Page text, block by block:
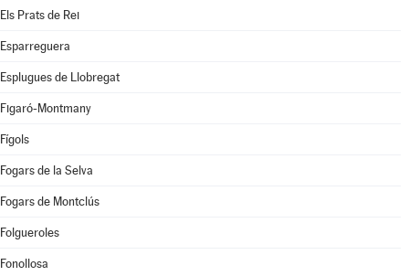
Els Prats de Rei
Esparreguera
Esplugues de Llobregat
Figaró-Montmany
Fígols
Fogars de la Selva
Fogars de Montclús
Folgueroles
Fonollosa